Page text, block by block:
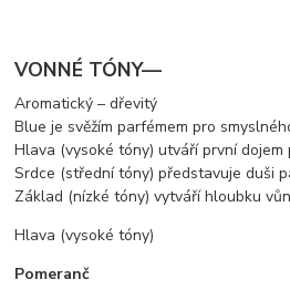
VONNÉ TÓNY—
Aromatický – dřevitý
Blue je svěžím parfémem pro
Hlava (vysoké tóny) utváří první dojem
Srdce (střední tóny) představuje duši
Základ (nízké tóny) vytváří hloubku
Hlava (vysoké tóny)
Pomeranč